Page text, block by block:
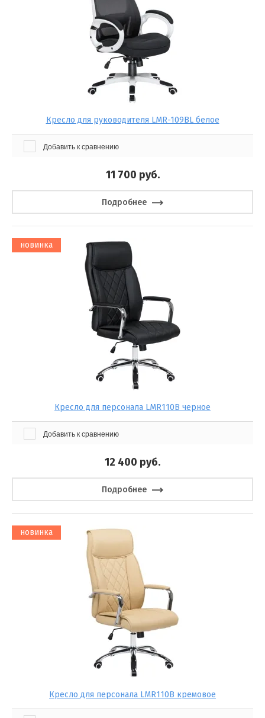
Кресло для руководителя LMR-109BL белое
Добавить к сравнению
11 700 руб.
Подробнее
новинка
Кресло для персонала LMR110B черное
Добавить к сравнению
12 400 руб.
Подробнее
новинка
Кресло для персонала LMR110B кремовое